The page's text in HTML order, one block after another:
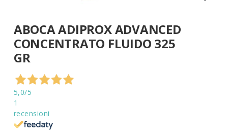
all'inizio
della
galleria
di
ABOCA ADIPROX ADVANCED
CONCENTRATO FLUIDO 325
GR
5,0/5
1
recensioni